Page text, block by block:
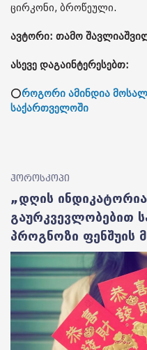
ცირკონი, ბროწეული.
ავტორი: თამო
ასევე დაგაინტერესებთ:
⭕როგორი ამინდია
საქართველოში
ჰოროსკოპი
„დღის
გაურკვევლობებით
პროგნოზი ფენშუის